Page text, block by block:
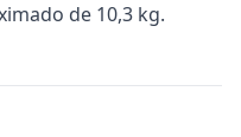
de 10,3 kg.